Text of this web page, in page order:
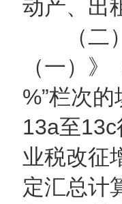
动产、出
（二）
（一）
%”栏次
13a至13c
业税改征
定汇总计